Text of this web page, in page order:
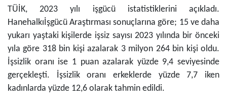
TÜİK, 2023 yılı işgücü istatistiklerini açıkladı.
Hanehalkıİşgücü Araştırması sonuçlarına göre; 15 ve daha
yukarı yaştaki kişilerde işsiz sayısı 2023 yılında bir önceki
yıla göre 318 bin kişi azalarak 3 milyon 264 bin kişi oldu.
İşsizlik oranı ise 1 puan azalarak yüzde 9,4 seviyesinde
gerçekleşti. İşsizlik oranı erkeklerde
yüzde
7,7 iken
kadınlarda yüzde 12,6 olarak tahmin edildi.